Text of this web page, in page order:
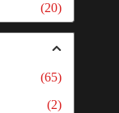
(20)
(65)
(2)